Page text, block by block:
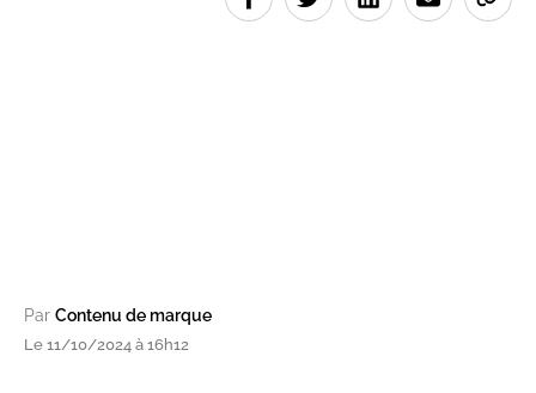
Par Contenu de marque
Le 11/10/2024 à 16h12